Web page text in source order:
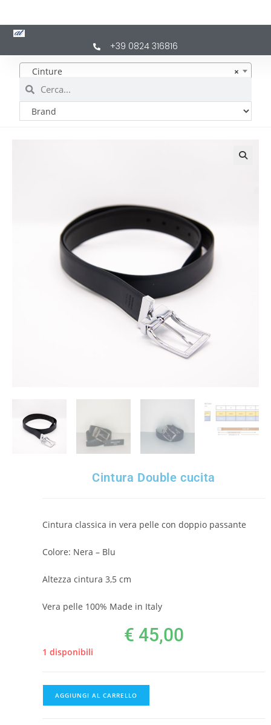
+39 0824 316816
×
Cinture
Cintura Double cucita
Cintura classica in vera pelle con doppio passante
Colore: Nera – Blu
Altezza cintura 3,5 cm
Vera pelle 100% Made in Italy
€ 45,00
1 disponibili
AGGIUNGI AL CARRELLO